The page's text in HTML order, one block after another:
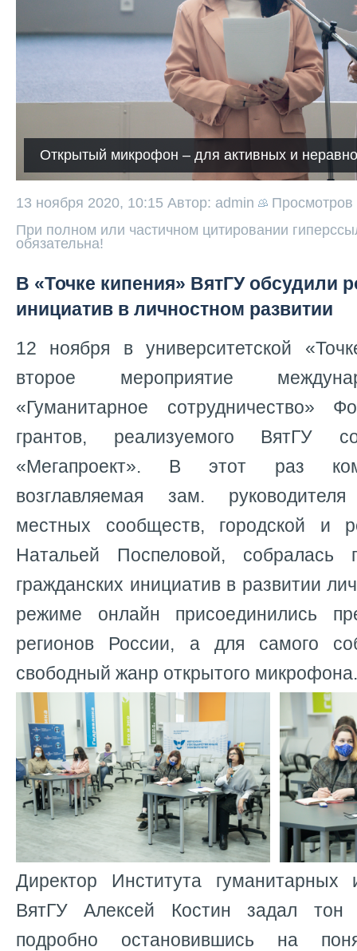
Открытый микрофон – для активных и
13 ноября 2020, 10:15 Автор: admin
Просмотров
При полном или частичном цитировании
обязательна!
В «Точке кипения» ВятГУ обсудили
инициатив в личностном развитии
12 ноября в университетской
второе мероприятие
«Гуманитарное сотрудничество»
грантов, реализуемого ВятГУ
«Мегапроект». В этот раз
возглавляемая зам.
местных сообществ, городской и
Натальей Поспеловой, собралась
гражданских инициатив в развитии
режиме онлайн присоединились
регионов России, а для самого
свободный жанр открытого микрофона.
Директор Института
ВятГУ Алексей Костин задал тон
подробно остановившись на